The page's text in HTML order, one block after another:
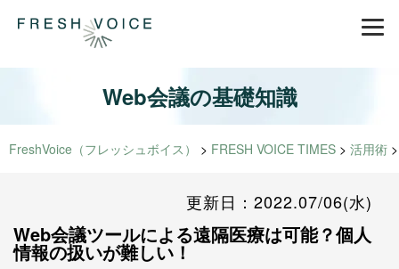
Web会議の基礎知識
FreshVoice（フレッシュボイス） > FRESH VOICE TIMES > 活用術
更新日：2022.07/06(水)
Web会議ツールによる遠隔医療は可能？個人
情報の扱いが難しい！